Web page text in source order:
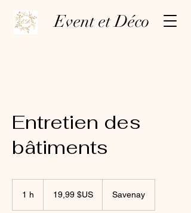
Event et Déco
Entretien des
bâtiments
1 h
Unis
19,99 $US Savenay